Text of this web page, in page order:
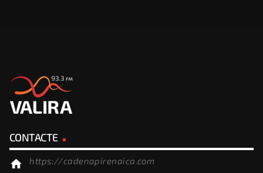
CONTACTE
home https://cadenapirenaica.com